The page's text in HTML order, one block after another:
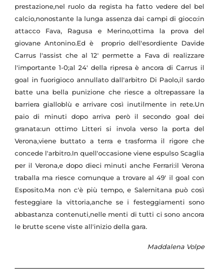
prestazione,nel ruolo da regista ha fatto vedere del bel
calcio,nonostante la lunga assenza dai campi di gioco:in
attacco Fava, Ragusa e Merino,ottima la prova del
giovane Antonino.Ed è proprio dell'esordiente Davide
Carrus l'assist che al 12' permette a Fava di realizzare
l'importante 1-0;al 24' della ripresa è ancora di Carrus il
goal in fuorigioco annullato dall'arbitro Di Paolo,il sardo
batte una bella punizione che riesce a oltrepassare la
barriera gialloblù e arrivare così inutilmente in rete.Un
paio di minuti dopo arriva però il secondo goal dei
granata:un ottimo Litteri si invola verso la porta del
Verona,viene buttato a terra e trasforma il rigore che
concede l'arbitro.In quell'occasione viene espulso Scaglia
per il Verona,e dopo dieci minuti anche Ferrari:il Verona
traballa ma riesce comunque a trovare al 49' il goal con
Esposito.Ma non c'è più tempo, e Salernitana può così
festeggiare la vittoria,anche se i festeggiamenti sono
abbastanza contenuti,nelle menti di tutti ci sono ancora
le brutte scene viste all'inizio della gara.
Maddalena Volpe